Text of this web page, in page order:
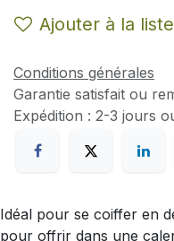
Ajouter à la
Conditions générales
Garantie satisfait ou
Expédition : 2-3 jours
Idéal pour se coiffer en
pour offrir dans une